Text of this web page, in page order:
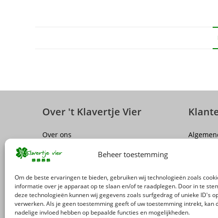
Beheer toestemming
Om de beste ervaringen te bieden, gebruiken wij technologieën zoals
informatie over je apparaat op te slaan en/of te raadplegen. Door in te
deze technologieën kunnen wij gegevens zoals surfgedrag of unieke ID's
verwerken. Als je geen toestemming geeft of uw toestemming intrekt, kan
nadelige invloed hebben op bepaalde functies en mogelijkheden.
Over 't Klavertje Vier
Over ons
Vacatures
Levering